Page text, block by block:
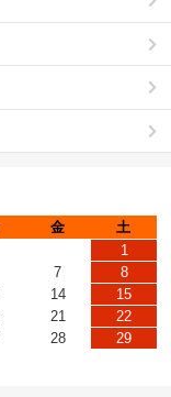
金
土
1
7
8
14
15
21
22
28
29